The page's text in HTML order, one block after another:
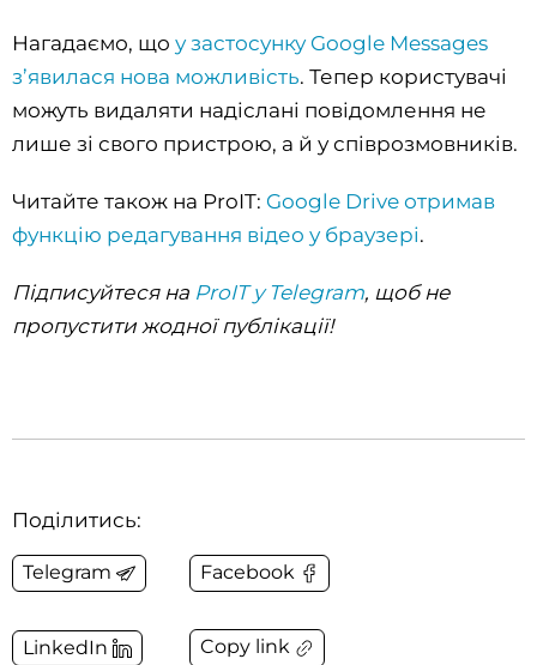
Нагадаємо, що у застосунку Google Messages
з’явилася нова можливість. Тепер користувачі
можуть видаляти надіслані повідомлення не
лише зі свого пристрою, а й у співрозмовників.
Читайте також на ProIT: Google Drive отримав
функцію редагування відео у браузері.
Підписуйтеся на ProIT у Telegram, щоб не
пропустити жодної публікації!
Поділитись:
Telegram Facebook
LinkedIn Copy link